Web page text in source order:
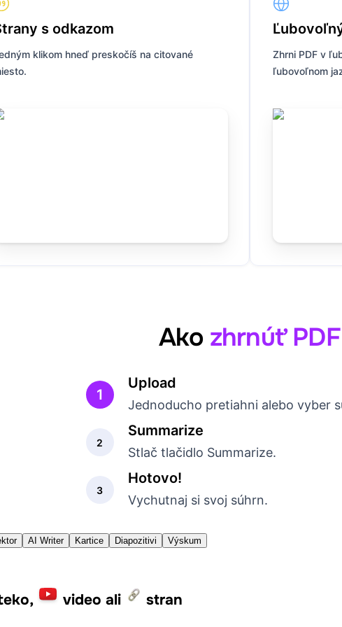
s odkazom
klikom hneď preskočíš na citované
Zhrni PDF v
ľubovoľnom
Ako zhrnúť PDF
1
Upload
Jednoducho pretiahni alebo vyber
2
Summarize
Stlač tlačidlo Summarize.
3
Hotovo!
Vychutnaj si svoj súhrn.
AI Writer Kartice Diapozitivi Výskum
video ali stran